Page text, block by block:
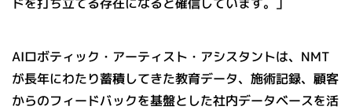
AIロボティック・アーティスト・アシスタントは、NMT
が長年にわたり蓄積してきた教育データ、施術記録、顧客
からのフィードバックを基盤とした社内データベースを活